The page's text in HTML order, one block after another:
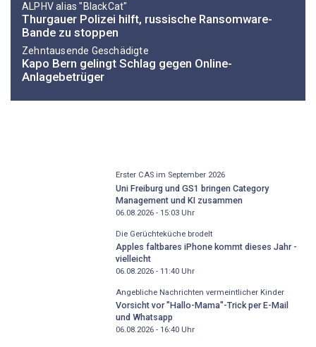
ALPHV alias "BlackCat"
Thurgauer Polizei hilft, russische Ransomware-
Bande zu stoppen
Zehntausende Geschädigte
Kapo Bern gelingt Schlag gegen Online-
Anlagebetrüger
Erster CAS im September 2026
Uni Freiburg und GS1 bringen Category
Management und KI zusammen
06.08.2026 - 15:03Uhr
Die Gerüchteküche brodelt
Apples faltbares iPhone kommt dieses Jahr -
vielleicht
06.08.2026 - 11:40Uhr
Angebliche Nachrichten vermeintlicher Kinder
Vorsicht vor "Hallo-Mama"-Trick per E-Mail
und Whatsapp
06.08.2026 - 16:40Uhr